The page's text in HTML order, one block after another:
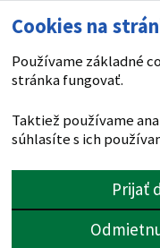
Cookies na
Používame základné
stránka fungovať.
Taktiež používame
súhlasíte s ich
Prijať